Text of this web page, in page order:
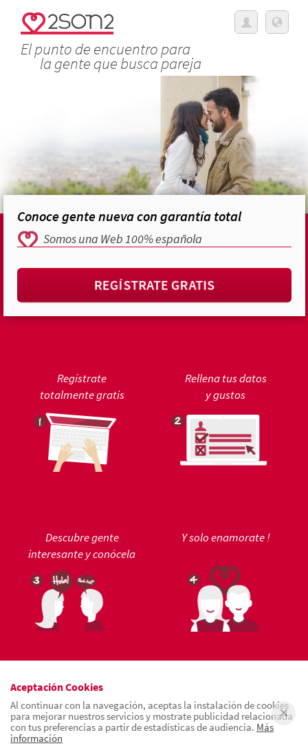
El punto de encuentro para
la gente que busca pareja
Conoce gente nueva con garantía total
Somos una Web 100% española
REGÍSTRATE GRATIS
Regístrate
totalmente gratis
Rellena tus datos
y gustos
Descubre gente
interesante y conócela
Y solo enamorate !
Aceptación Cookies
Al continuar con la navegación, aceptas la instalación de cookies
para mejorar nuestros servicios y mostrate publicidad relacionada
con tus preferencias a partir de estadísticas de audiencia. Más
información